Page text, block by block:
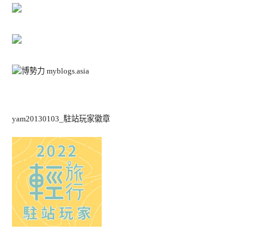
yam20130103_駐站玩家徽章